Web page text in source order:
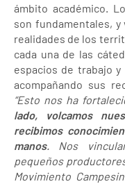
ámbito académico.
son fundamentales,
realidades de los
cada una de las
espacios de trabajo
acompañando sus
“Esto nos ha
lado, volcamos
recibimos
manos. Nos
pequeños
Movimiento